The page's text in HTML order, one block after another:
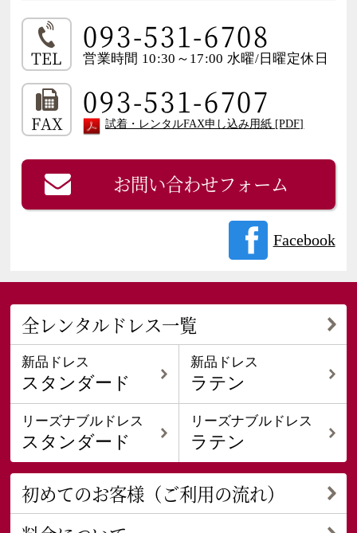
TEL
093-531-6708
営業時間 10:30～17:00 水曜/日曜定休日
FAX
093-531-6707
試着・レンタルFAX申し込み用紙 [PDF]
お問い合わせフォーム
Facebook
全レンタルドレス一覧
新品ドレス
スタンダード
新品ドレス
ラテン
リーズナブルドレス
スタンダード
リーズナブルドレス
ラテン
初めてのお客様（ご利用の流れ）